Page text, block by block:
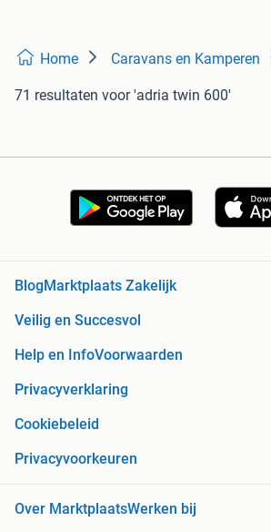
Home Caravans en Kamperen
71 resultaten voor 'adria twin 600'
Blog Marktplaats Zakelijk
Veilig en Succesvol
Help en InfoVoorwaarden
Privacyverklaring
Cookiebeleid
Privacyvoorkeuren
Over MarktplaatsWerken bij